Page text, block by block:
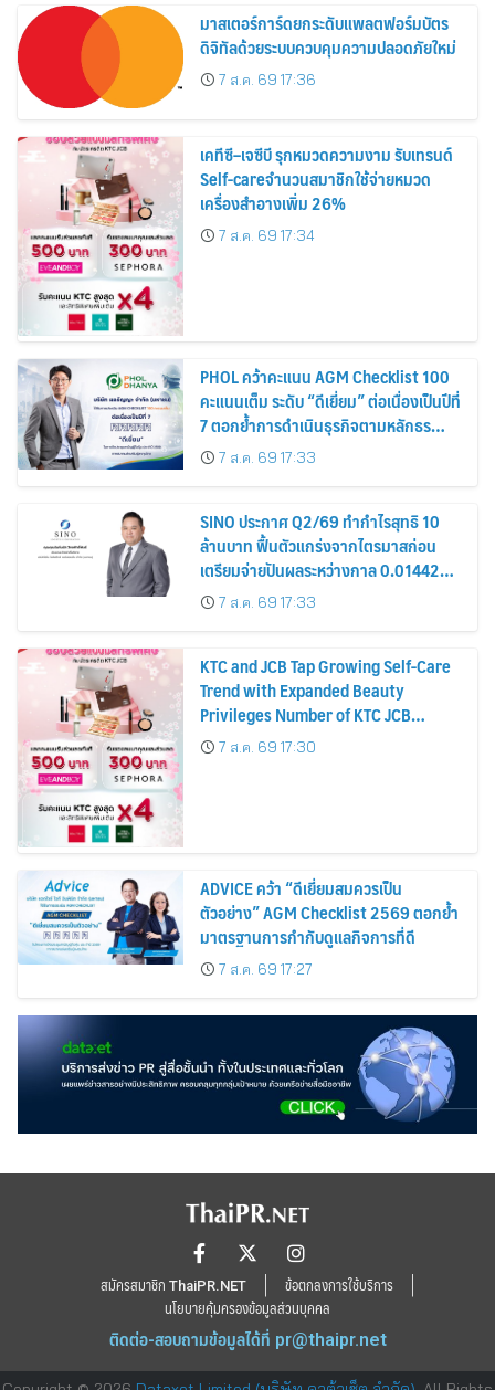
มาสเตอร์การ์ดยกระดับแพลตฟอร์มบัตร
ดิจิทัลด้วยระบบควบคุมความปลอดภัยใหม่
7 ส.ค. 69 17:36
เคทีซี–เจซีบี รุกหมวดความงาม รับเทรนด์
Self-careจำนวนสมาชิกใช้จ่ายหมวด
เครื่องสำอางเพิ่ม 26%
7 ส.ค. 69 17:34
PHOL คว้าคะแนน AGM Checklist 100
คะแนนเต็ม ระดับ “ดีเยี่ยม” ต่อเนื่องเป็นปีที่
7 ตอกย้ำการดำเนินธุรกิจตามหลักธร
รมาภิบาล โปร่งใส สร้างความเชื่อมั่นผู้ถือ
หุ้น
7 ส.ค. 69 17:33
SINO ประกาศ Q2/69 ทำกำไรสุทธิ 10
ล้านบาท ฟื้นตัวแกร่งจากไตรมาสก่อน
เตรียมจ่ายปันผลระหว่างกาล 0.014423
บาทต่อหุ้น ครึ่งปีหลังมุ่งเติบโตต่อเนื่อง
7 ส.ค. 69 17:33
KTC and JCB Tap Growing Self-Care
Trend with Expanded Beauty
Privileges Number of KTC JCB
Cardmembers Spending on
Cosmetics Rises 26%
7 ส.ค. 69 17:30
ADVICE คว้า “ดีเยี่ยมสมควรเป็น
ตัวอย่าง” AGM Checklist 2569 ตอกย้ำ
มาตรฐานการกำกับดูแลกิจการที่ดี
7 ส.ค. 69 17:27
สมัครสมาชิก ThaiPR.NET
ข้อตกลงการใช้บริการ
นโยบายคุ้มครองข้อมูลส่วนบุคคล
ติดต่อ-สอบถามข้อมูลได้ที่ pr@thaipr.net